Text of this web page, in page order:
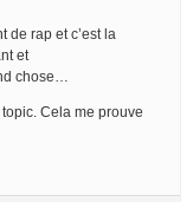
de rap et c’est la
et
chose…
Cela me prouve